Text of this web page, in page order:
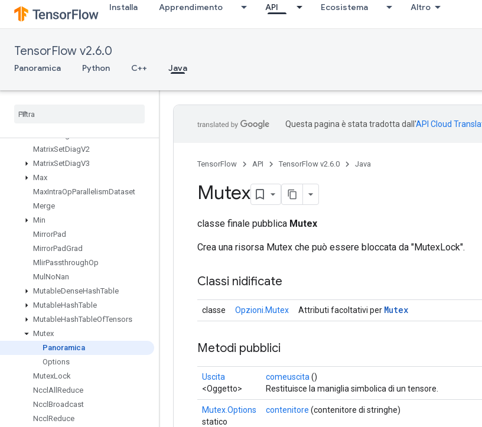
Installa Apprendimento API Ecosistema Altro
TensorFlow v2.6.0
Panoramica Python C++ Java
MapIncompleteSize
MapPeek
MapStage
MapUnstage
MatrixDiagPartV2
MatrixSetDiagV2
MatrixSetDiagV3
Max
MaxIntraOpParallelismDataset
Merge
Min
MirrorPad
MirrorPadGrad
MlirPassthroughOp
Mul NoNan
MutableDenseHashTable
MutableHashTable
MutableHashTableOfTensors
Mutex
Panoramica
Options
MutexLock
Nccl All Reduce
Nccl Broadcast
Nccl Reduce
Questa pagina è stata tradotta dall'API Cloud
TensorFlow API TensorFlow v2.6.0 Java
Mutex
classe finale pubblica Mutex
Crea una risorsa Mutex che può essere bloccata da "MutexLock".
Classi nidificate
classe Opzioni.Mutex Attributi facoltativi per Mutex
Metodi pubblici
Uscita
<Oggetto>
comeuscita ()
Restituisce la maniglia simbolica di un tensore.
Mutex.Options
statico
contenitore (contenitore di stringhe)